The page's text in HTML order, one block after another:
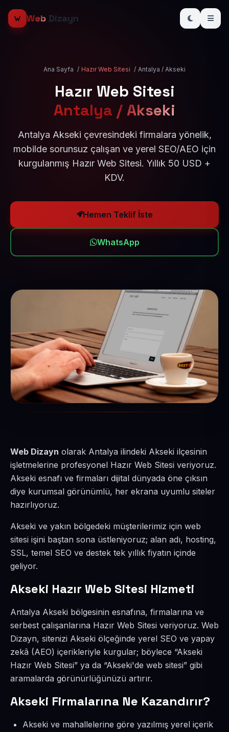
Web Dizayn
Ana Sayfa / Hazır Web Sitesi / Antalya / Akseki
Hazır Web Sitesi
Antalya / Akseki
Antalya Akseki çevresindeki firmalara yönelik,
mobilde sorunsuz çalışan ve yerel SEO/AEO için
kurgulanmış Hazır Web Sitesi. Yıllık 50 USD +
KDV.
Hemen Teklif İste
WhatsApp
Web Dizayn olarak Antalya ilindeki Akseki ilçesinin
işletmelerine profesyonel Hazır Web Sitesi veriyoruz.
Akseki esnafı ve firmaları dijital dünyada öne çıksın
diye kurumsal görünümlü, her ekrana uyumlu siteler
hazırlıyoruz.
Akseki ve yakın bölgedeki müşterilerimiz için web
sitesi işini baştan sona üstleniyoruz; alan adı, hosting,
SSL, temel SEO ve destek tek yıllık fiyatın içinde
geliyor.
Akseki Hazır Web Sitesi Hizmeti
Antalya Akseki bölgesinin esnafına, firmalarına ve
serbest çalışanlarına Hazır Web Sitesi veriyoruz. Web
Dizayn, sitenizi Akseki ölçeğinde yerel SEO ve yapay
zekâ (AEO) içerikleriyle kurgular; böylece “Akseki
Hazır Web Sitesi” ya da “Akseki'de web sitesi” gibi
aramalarda görünürlüğünüzü artırır.
Akseki Firmalarına Ne Kazandırır?
Akseki ve mahallelerine göre yazılmış yerel içerik